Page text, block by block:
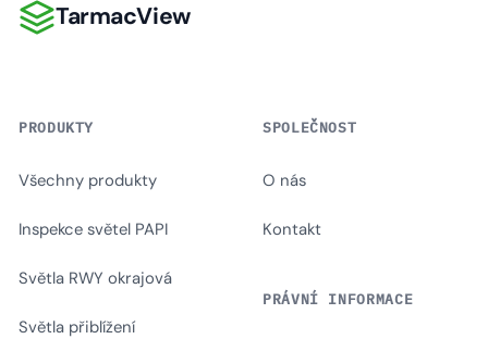
TarmacView
TarmacView
PRODUKTY
Všechny produkty
Inspekce světel PAPI
Světla RWY okrajová
Světla přiblížení
SPOLEČNOST
O nás
Kontakt
PRÁVNÍ INFORMACE